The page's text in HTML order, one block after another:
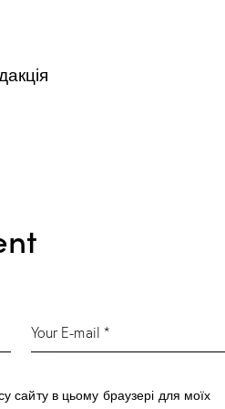
сайту в цьому браузері для моїх